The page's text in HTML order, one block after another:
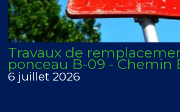
Travaux de
ponceau B-09 - Chemin
6 juillet 2026